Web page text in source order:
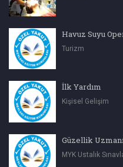
Havuz Suyu
Turizm
İlk Yardım
Kişisel Gelişim
Güzellik
MYK Ustalık